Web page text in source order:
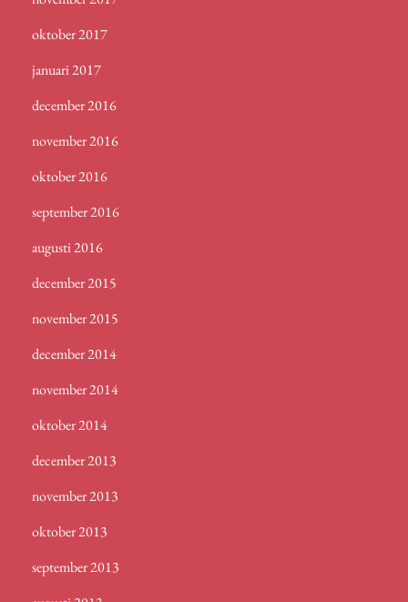
oktober 2017
januari 2017
december 2016
november 2016
oktober 2016
september 2016
augusti 2016
december 2015
november 2015
december 2014
november 2014
oktober 2014
december 2013
november 2013
oktober 2013
september 2013